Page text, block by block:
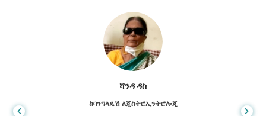
ሻንዳ ዳስ
ከባንግላዴሽ ለጂስትሮኢንትሮሎጂ